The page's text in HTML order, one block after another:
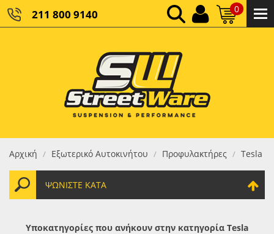
211 800 9140 0
ΚΑΘΑΡΌ ΣΎΝΟΛΟ:
ΤΕΛΙΚΌ ΣΎΝΟΛΟ:0,00 €
Αρχική / Εξωτερικό Αυτοκινήτου / Προφυλακτήρες / Tesla
ΨΩΝΊΣΤΕ ΚΑΤΆ
Υποκατηγορίες που ανήκουν στην κατηγορία Tesla